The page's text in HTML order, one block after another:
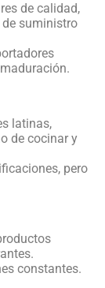
de calidad,
suministro
latinas,
de cocinar y
pero
constantes.